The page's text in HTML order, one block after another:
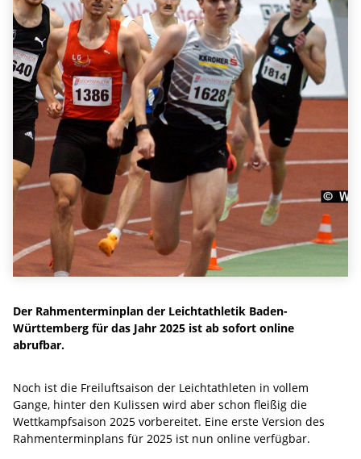
Der Rahmenterminplan der Leichtathletik Baden-
Württemberg für das Jahr 2025 ist ab sofort online
abrufbar.
Noch ist die Freiluftsaison der Leichtathleten in vollem
Gange, hinter den Kulissen wird aber schon fleißig die
Wettkampfsaison 2025 vorbereitet. Eine erste Version des
Rahmenterminplans für 2025 ist nun online verfügbar.